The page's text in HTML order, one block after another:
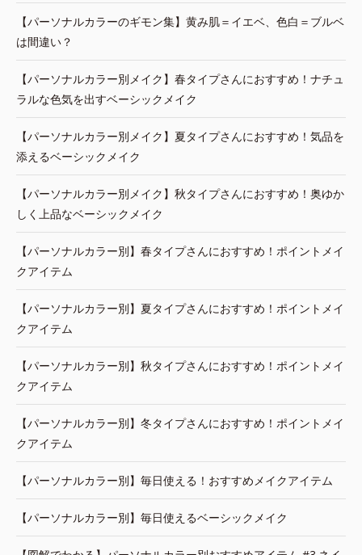
【パーソナルカラーのギモン集】黄み肌＝イエベ、色白＝ブルベ
は間違い？
【パーソナルカラー別メイク】春タイプさんにおすすめ！ナチュ
ラルな色気を出すベーシックメイク
【パーソナルカラー別メイク】夏タイプさんにおすすめ！気品を
添えるベーシックメイク
【パーソナルカラー別メイク】秋タイプさんにおすすめ！奥ゆか
しく上品なベーシックメイク
【パーソナルカラー別】春タイプさんにおすすめ！ポイントメイ
クアイテム
【パーソナルカラー別】夏タイプさんにおすすめ！ポイントメイ
クアイテム
【パーソナルカラー別】秋タイプさんにおすすめ！ポイントメイ
クアイテム
【パーソナルカラー別】冬タイプさんにおすすめ！ポイントメイ
クアイテム
【パーソナルカラー別】毎日使える！おすすめメイクアイテム
【パーソナルカラー別】毎日使えるベーシックメイク